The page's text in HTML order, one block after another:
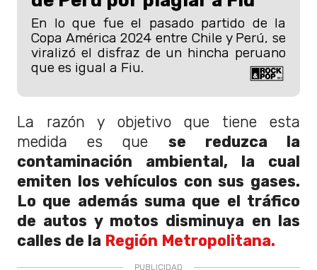
En lo que fue el pasado partido de la
Copa América 2024 entre Chile y Perú, se
viralizó el disfraz de un hincha peruano
que es igual a Fiu.
La razón y objetivo que tiene esta
medida es que se reduzca la
contaminación ambiental,
la cual
emiten los vehículos con sus gases.
Lo que además suma que el tráfico
de autos y motos disminuya en las
calles de la Región Metropolitana.